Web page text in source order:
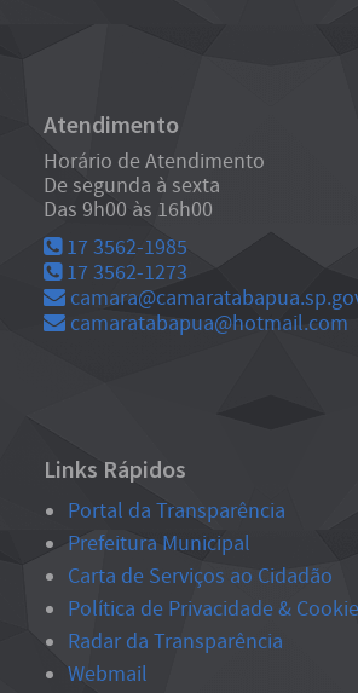
Atendimento
Horário de Atendimento
De segunda à sexta
Das 9h00 às 16h00
17 3562-1985
17 3562-1273
camaratabapua@hotmail.com
Links Rápidos
Portal da Transparência
Prefeitura Municipal
Carta de Serviços ao Cidadão
Política de Privacidade &
Radar da Transparência
Webmail